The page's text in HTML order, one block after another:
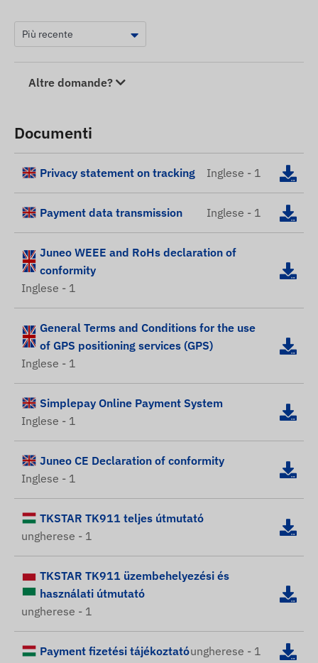
Altre domande?
Documenti
Privacy statement on tracking Inglese - 1
Payment data transmission Inglese - 1
Juneo WEEE and RoHs declaration of
conformity
Inglese - 1
General Terms and Conditions for the use
of GPS positioning services (GPS)
Inglese - 1
Simplepay Online Payment System
Inglese - 1
Juneo CE Declaration of conformity
Inglese - 1
TKSTAR TK911 teljes útmutató
ungherese - 1
TKSTAR TK911 üzembehelyezési és
használati útmutató
ungherese - 1
Payment fizetési tájékoztatóungherese - 1